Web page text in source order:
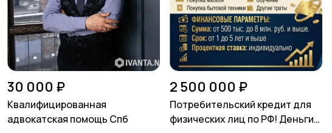
30 000 ₽
Квалифицированная
адвокатская помощь Спб
2 500 000 ₽
Потребительский кредит для
физических лиц по РФ! Деньги